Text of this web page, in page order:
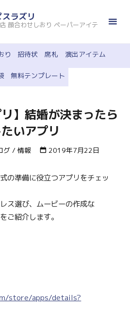
ラズリ
顔合わせしおり ペーパーアイテ
り 招待状 席札 演出アイテム
無料テンプレート
リ】結婚が決まったら
いアプリ
グ / 情報 2019年7月22日
の準備に役立つアプリをチェッ
ス選び、ムービーの作成な
ご紹介します。
store/apps/details?